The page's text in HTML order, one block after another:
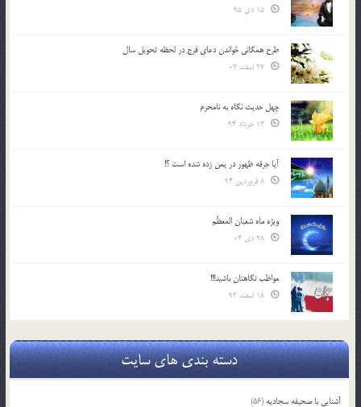
طرح همگانی خواندن دعای فرج در لحظه تحویل سال
چهل حدیث نگاه به نامحرم
آیا جرقه ظهور در یمن زده شده است ؟!
ویژه ماه شعبان المعظّم
مواظب نگاهتان باشید!!!
دسته بندی های سایت
آشنایی با صحیفه سجادیه (56)